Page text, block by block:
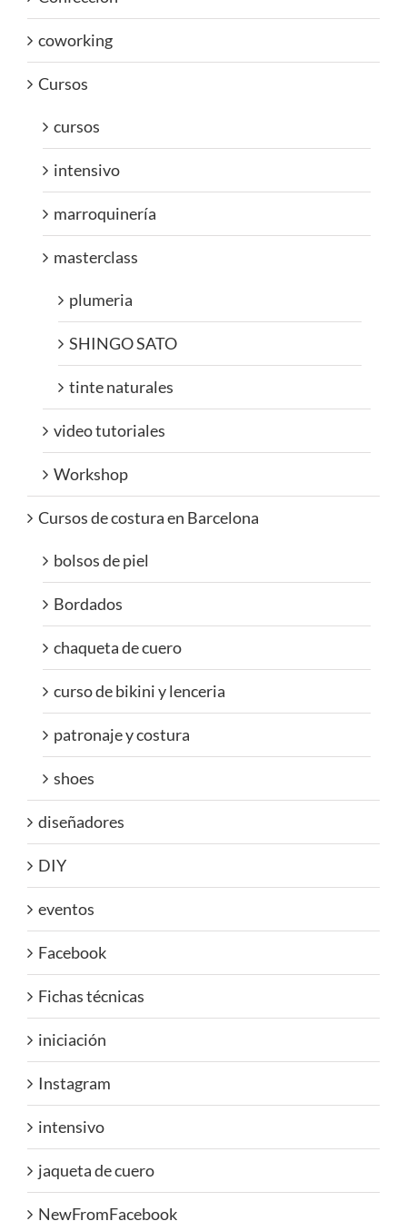
coworking
Cursos
cursos
intensivo
marroquinería
masterclass
plumeria
SHINGO SATO
tinte naturales
video tutoriales
Workshop
Cursos de costura en Barcelona
bolsos de piel
Bordados
chaqueta de cuero
curso de bikini y lenceria
patronaje y costura
shoes
diseñadores
DIY
eventos
Facebook
Fichas técnicas
iniciación
Instagram
intensivo
jaqueta de cuero
NewFromFacebook